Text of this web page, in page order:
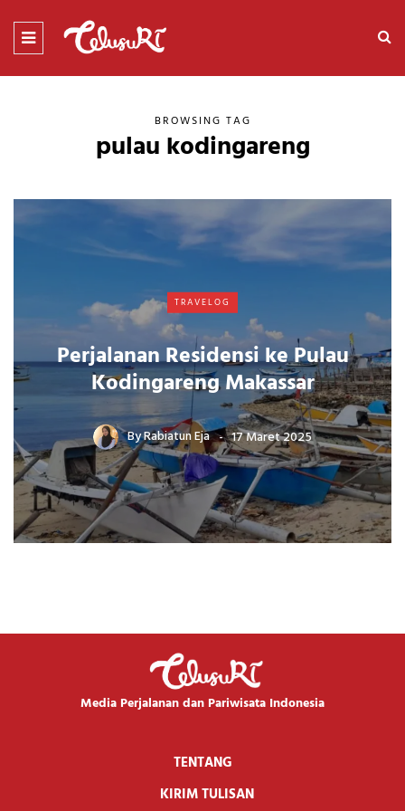
BROWSING TAG
pulau kodingareng
TRAVELOG
Perjalanan Residensi ke Pulau
Kodingareng Makassar
ByRabiatun Eja 17 Maret 2025
Media Perjalanan dan Pariwisata Indonesia
TENTANG
KIRIM TULISAN